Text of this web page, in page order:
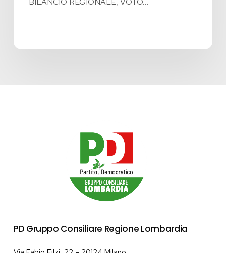
PD Gruppo Consiliare Regione Lombardia